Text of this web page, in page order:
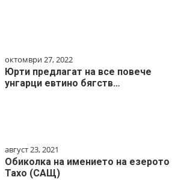
октомври 27, 2022
Юрти предлагат на все повече
унгарци евтино бягств…
август 23, 2021
Обиколка на имението на езерото
Тахо (САЩ)